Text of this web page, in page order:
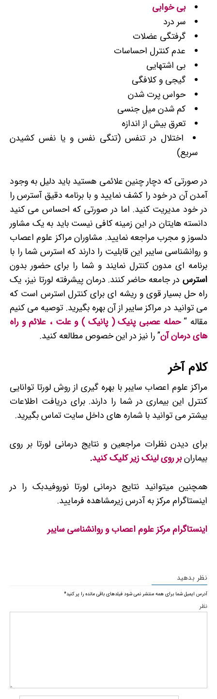
بی خوابی
سر درد
گرفتگی عضلات
عدم کنترل احساسات
بی اشتهایی
گیجی و کلافگی
حواس پرت شدن
کم شدن میل جنسی
تعرق بیش از اندازه
اختلال در تنفس (تنگی نفس و یا نفس کشیدن
سریع)
در صورتی که دچار چنین علائمی هستید باید دلیل به وجود
آمدن آن در خود را کشف نمایید و با برنامه دقیق آسترس را
در خود مدیریت کنید. اما در صورتی که احساس می کنید
دانسته هایتان در این زمینه کافی نیست باید به یک مشاور
دلسوز و مجرب مراجعه نمایید. مشاوران مراکز علوم اعصاب
و روانشناسی سایبر این قابلیت را دارند که استرس شما را با
برنامه ای مدون کنترل نمایند و شما را برای حضور بدون
استرس در جامعه حاضر کنند. درمان پیشرفته لورتا نیز، یک
راه حل بسیار قوی و ریشه ای برای کنترل استرس است که
می توانید در مراکز سایبر از آن بهره بگیرید. توصیه می کنیم
مقاله “ حمله عصبی پنیک ( پانیک ) و علت ، علائم و راه
های درمان آن” را نیز در این خصوص مطالعه کنید.
کلام آخر
مراکز علوم اعصاب سایبر با بهره گیری از روش لورتا توانایی
کنترل این بیماری در شما را دارند. برای دریافت اطلاعات
بیشتر می توانید با شماره های داخل سایت تماس بگیرید.
برای دیدن نظرات مراجعین و نتایج درمانی لورتا بر روی
بیمارانبر روی لینک زیر کلیککنید.
همچنین میتوانید نتایج درمانی لورتا نوروفیدبک را در
اینستاگرام مرکز به آدرس زیرمشاهده فرمایید.
اینستاگرام مرکز علوم اعصاب و روانشناسی سایبر
نظر بدهید
آدرس ایمیل شما برای همه منتشر نمی شود فیلدهای باقی مانده را پر کنید*
نظر